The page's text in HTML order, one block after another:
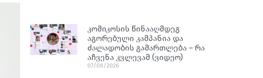
კომიკოსის წინააღმდეგ
აგორებული კამპანია და
ძალადობის გამართლება – რა
აჩვენა კვლევამ (ვიდეო)
07/08/2026